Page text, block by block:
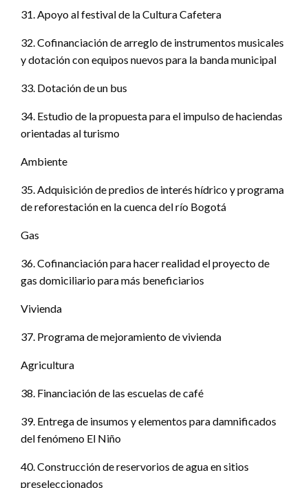
31. Apoyo al festival de la Cultura Cafetera
32. Cofinanciación de arreglo de instrumentos musicales
y dotación con equipos nuevos para la banda municipal
33. Dotación de un bus
34. Estudio de la propuesta para el impulso de haciendas
orientadas al turismo
Ambiente
35. Adquisición de predios de interés hídrico y programa
de reforestación en la cuenca del río Bogotá
Gas
36. Cofinanciación para hacer realidad el proyecto de
gas domiciliario para más beneficiarios
Vivienda
37. Programa de mejoramiento de vivienda
Agricultura
38. Financiación de las escuelas de café
39. Entrega de insumos y elementos para damnificados
del fenómeno El Niño
40. Construcción de reservorios de agua en sitios
preseleccionados